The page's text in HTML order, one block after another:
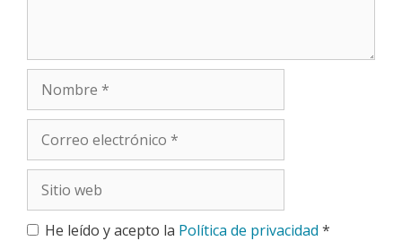
electrónico
web
He leído y acepto la Política de privacidad *